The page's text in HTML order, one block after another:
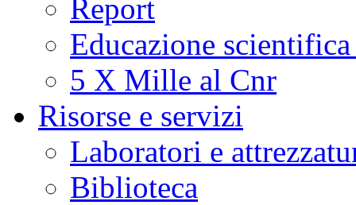
Report
Educazione
5 X Mille al Cnr
Risorse e servizi
Laboratori e
Biblioteca